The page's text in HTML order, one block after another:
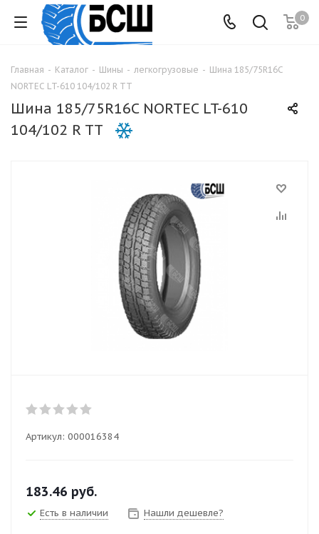
0
Главная - Каталог - Шины - легкогрузовые - Шина 185/75R16C
NORTEC LT-610 104/102 R TT
Шина 185/75R16C NORTEC LT-610
104/102 R TT
Артикул: 000016384
183.46 руб.
Есть в наличии Нашли дешевле?